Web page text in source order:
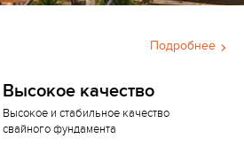
Подробнее
Высокое качество
Высокое и стабильное качество
свайного фундамента